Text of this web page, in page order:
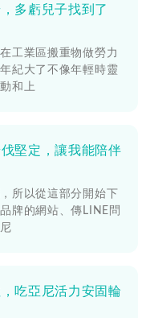
多虧兒子找到了
工業區搬重物做勞力
紀大了不像年輕時靈
和上
堅定，讓我能陪伴
所以從這部分開始下
牌的網站、傳LINE問
吃亞尼活力安固輪